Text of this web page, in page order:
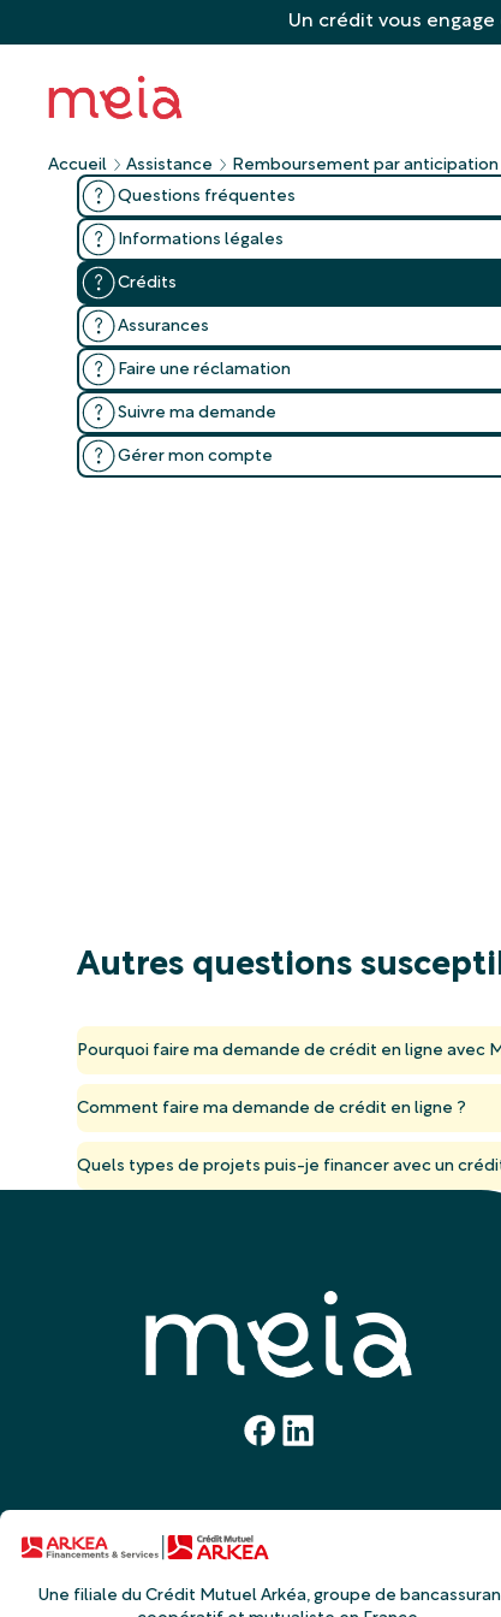
Un crédit vous
Accueil Assistance
Remboursement par anticipation
Questions fréquentes
Informations légales
Crédits
Assurances
Faire une réclamation
Suivre ma demande
Gérer mon compte
Autres questions
Pourquoi faire ma demande de crédit en ligne avec
Comment faire ma demande de crédit en ligne ?
Quels types de projets puis-je financer avec un
Une filiale du Crédit Mutuel Arkéa, groupe de